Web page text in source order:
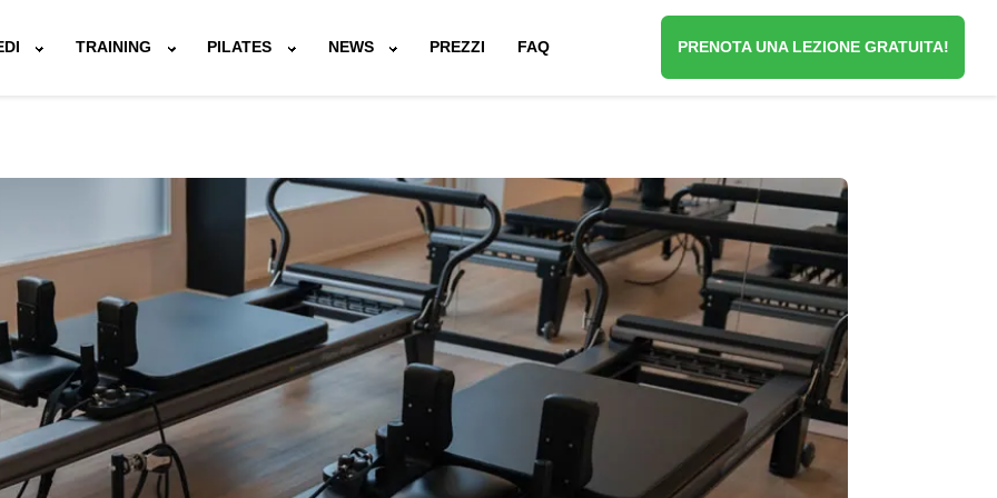
TRAINING PILATES NEWS PREZZI FAQ PRENOTA UNA LEZIONE GRATUITA!